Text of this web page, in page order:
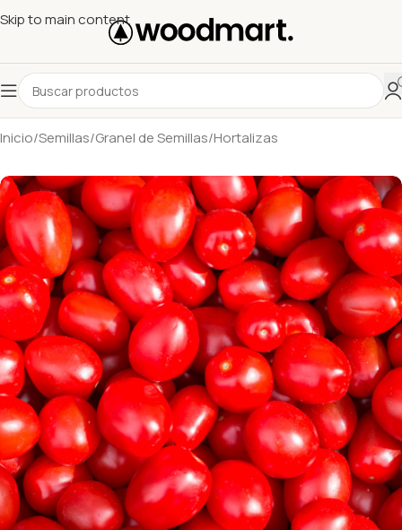
Skip to main content
Inicio/Semillas/Granel de Semillas/Hortalizas